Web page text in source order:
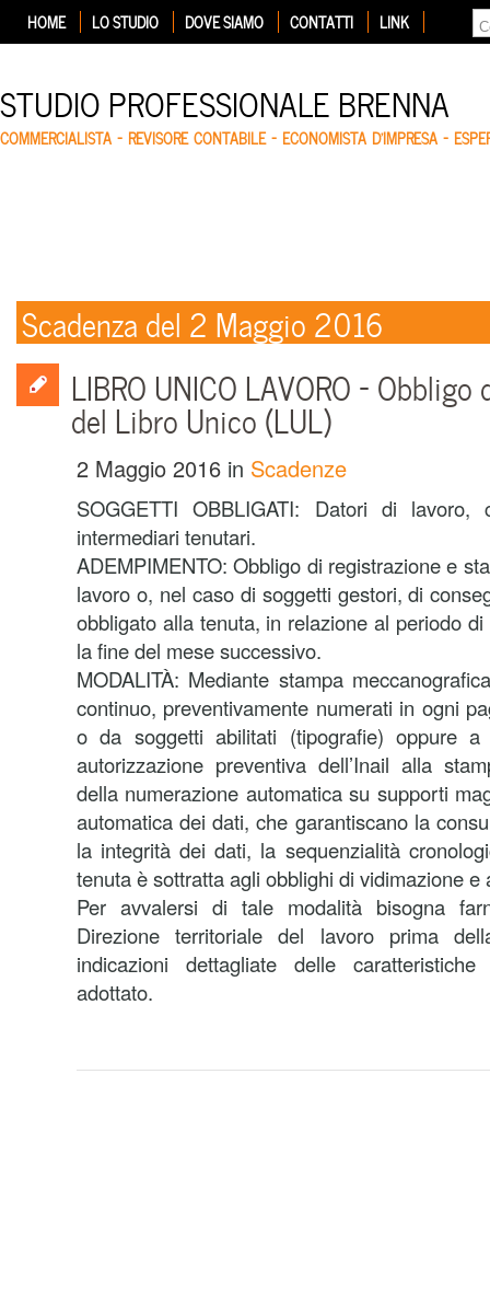
HOME LO STUDIO DOVE SIAMO CONTATTI LINK
STUDIO PROFESSIONALE BRENNA
COMMERCIALISTA – REVISORE CONTABILE – ECONOMISTA D'IMPRESA –
Scadenza del 2 Maggio 2016
LIBRO UNICO LAVORO –
del Libro Unico (LUL)
2 Maggio 2016 in Scadenze
SOGGETTI OBBLIGATI: Datori di lavoro,
intermediari tenutari.
ADEMPIMENTO: Obbligo di registrazione e
lavoro o, nel caso di soggetti gestori, di
obbligato alla tenuta, in relazione al periodo
la fine del mese successivo.
MODALITÀ: Mediante stampa
continuo, preventivamente numerati in ogni
o da soggetti abilitati (tipografie) oppure
autorizzazione preventiva dell’Inail alla
della numerazione automatica su supporti
automatica dei dati, che garantiscano la
la integrità dei dati, la sequenzialità
tenuta è sottratta agli obblighi di vidimazione e
Per avvalersi di tale modalità bisogna
Direzione territoriale del lavoro prima
indicazioni dettagliate delle
adottato.